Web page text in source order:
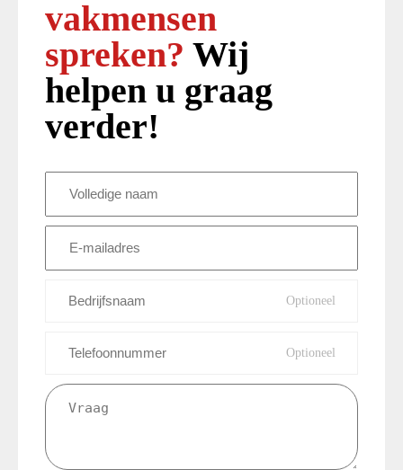
vakmensen
spreken? Wij
helpen u graag
verder!
naam
mailadres
Vraag
(Vereist)